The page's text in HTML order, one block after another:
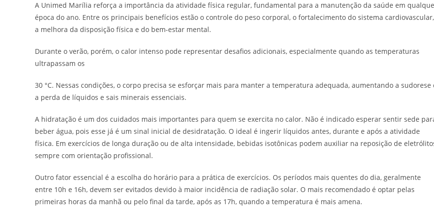
A Unimed Marília reforça a importância da atividade física regular, fundamental para a manutenção da saúde em
época do ano. Entre os principais benefícios estão o controle do peso corporal, o fortalecimento do sistema cardiovascular,
a melhora da disposição física e do bem-estar mental.
Durante o verão, porém, o calor intenso pode representar desafios adicionais, especialmente quando as temperaturas
ultrapassam os
30 °C. Nessas condições, o corpo precisa se esforçar mais para manter a temperatura adequada, aumentando a sudorese
a perda de líquidos e sais minerais essenciais.
A hidratação é um dos cuidados mais importantes para quem se exercita no calor. Não é indicado esperar sentir sede
beber água, pois esse já é um sinal inicial de desidratação. O ideal é ingerir líquidos antes, durante e após a atividade
física. Em exercícios de longa duração ou de alta intensidade, bebidas isotônicas podem auxiliar na reposição de
sempre com orientação profissional.
Outro fator essencial é a escolha do horário para a prática de exercícios. Os períodos mais quentes do dia, geralmente
entre 10h e 16h, devem ser evitados devido à maior incidência de radiação solar. O mais recomendado é optar pelas
primeiras horas da manhã ou pelo final da tarde, após as 17h, quando a temperatura é mais amena.